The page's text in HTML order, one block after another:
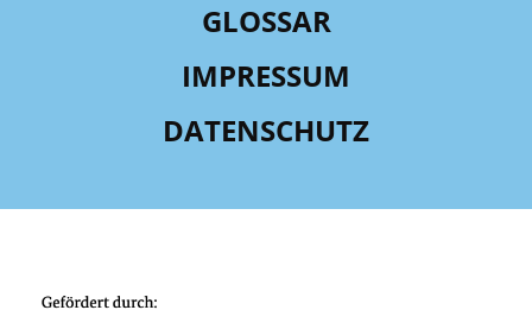
GLOSSAR
IMPRESSUM
DATENSCHUTZ